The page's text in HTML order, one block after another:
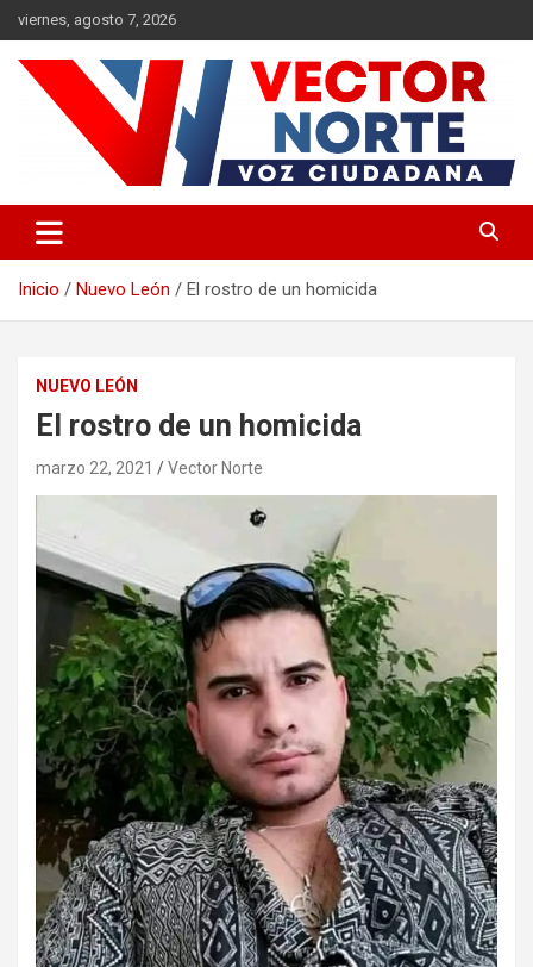
Saltar
al
contenido
viernes, agosto 7, 2026
Vector Norte
Inicio Nuevo León El rostro de un homicida
NUEVO LEÓN
El rostro de un homicida
marzo 22, 2021 Vector Norte